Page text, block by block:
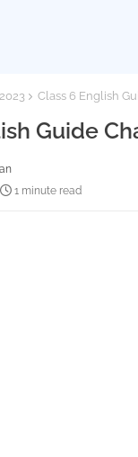
Class 6 English
Guide
1 minute read